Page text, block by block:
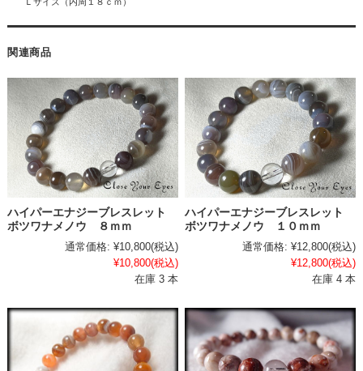
関連商品
ハイパーエナジーブレスレット
ボツワナメノウ ８ｍｍ
通常価格: ¥10,800(税込)
¥10,800(税込)
在庫 3 本
ハイパーエナジーブレスレット
ボツワナメノウ １０ｍｍ
通常価格: ¥12,800(税込)
¥12,800(税込)
在庫 4 本